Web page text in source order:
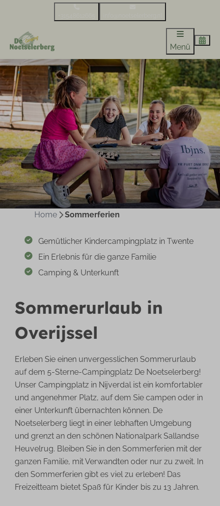
Menü
Home Sommerferien
Gemütlicher Kindercampingplatz in Twente
Ein Erlebnis für die ganze Familie
Camping & Unterkunft
Sommerurlaub in
Overijssel
Erleben Sie einen unvergesslichen Sommerurlaub
auf dem 5-Sterne-Campingplatz De Noetselerberg!
Unser Campingplatz in Nijverdal ist ein komfortabler
und angenehmer Platz, auf dem Sie campen oder in
einer Unterkunft übernachten können. De
Noetselerberg liegt in einer lebhaften Umgebung
und grenzt an den schönen Nationalpark Sallandse
Heuvelrug. Bleiben Sie in den Sommerferien mit der
ganzen Familie, mit Verwandten oder nur zu zweit. In
den Sommerferien gibt es viel zu erleben! Das
Freizeitteam bietet Spaß für Kinder bis zu 13 Jahren.